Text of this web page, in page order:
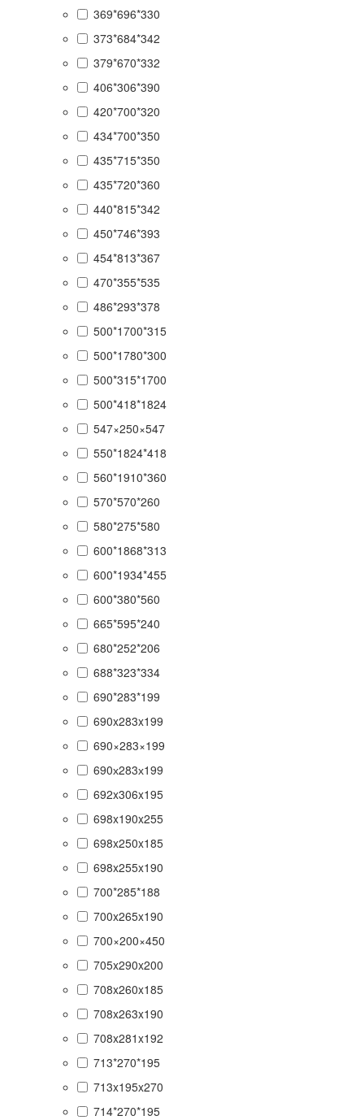
369*696*330
373*684*342
379*670*332
406*306*390
420*700*320
434*700*350
435*715*350
435*720*360
440*815*342
450*746*393
454*813*367
470*355*535
486*293*378
500*1700*315
500*1780*300
500*315*1700
500*418*1824
547×250×547
550*1824*418
560*1910*360
570*570*260
580*275*580
600*1868*313
600*1934*455
600*380*560
665*595*240
680*252*206
688*323*334
690*283*199
690x283x199
690×283×199
690х283х199
692x306x195
698x190x255
698x250x185
698x255x190
700*285*188
700x265x190
700×200×450
705x290x200
708x260x185
708x263x190
708x281x192
713*270*195
713x195x270
714*270*195